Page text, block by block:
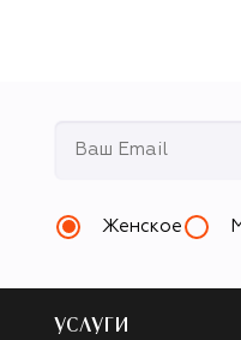
Женское
УСЛУГИ